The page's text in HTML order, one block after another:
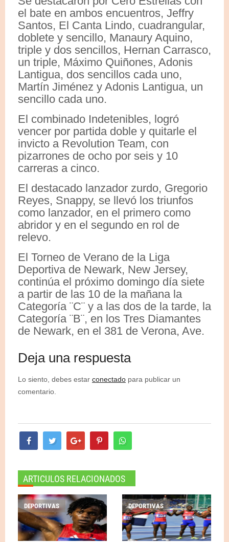
el bate en ambos encuentros, Jeffry
Santos, El Canta Lindo, cuadrangular,
doblete y sencillo, Manaury Aquino,
triple y dos sencillos, Hernan Carrasco,
un triple, Máximo Quiñones, Adonis
Lantigua, dos sencillos cada uno,
Martín Jiménez y Adonis Lantigua, un
sencillo cada uno.
El combinado Indetenibles, logró
vencer por partida doble y quitarle el
invicto a Revolution Team, con
pizarrones de ocho por seis y 10
carreras a cinco.
El destacado lanzador zurdo, Gregorio
Reyes, Snappy, se llevó los triunfos
como lanzador, en el primero como
abridor y en el segundo en rol de
relevo.
El Torneo de Verano de la Liga
Deportiva de Newark, New Jersey,
continúa el próximo domingo día siete
a partir de las 10 de la mañana la
Categoría ¨C¨ y a las dos de la tarde, la
Categoría ¨B¨, en los Tres Diamantes
de Newark, en el 381 de Verona, Ave.
Deja una respuesta
Lo siento, debes estar conectado para publicar un
comentario.
ARTICULOS RELACIONADOS
DEPORTIVAS DEPORTIVAS